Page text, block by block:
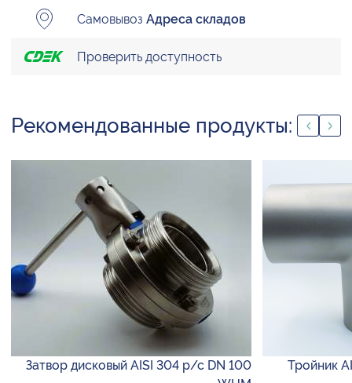
Самовывоз Адреса складов
Проверить доступность
Рекомендованные продукты:
Затвор дисковый AISI 304 р/с DN 100
Тройник